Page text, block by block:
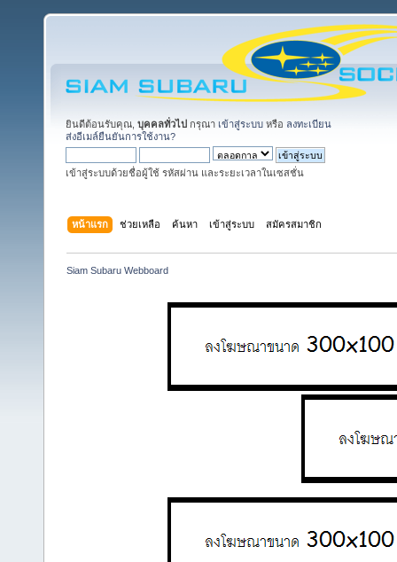
ยินดีต้อนรับคุณ, บุคคลทั่วไป กรุณา เข้าสู่ระบบ หรือ ลงทะเบียน
ส่งอีเมล์ยืนยันการใช้งาน?
เข้าสู่ระบบด้วยชื่อผู้ใช้ รหัสผ่าน และระยะเวลาในเซสชั่น
หน้าแรก ช่วยเหลือ ค้นหา เข้าสู่ระบบ สมัครสมาชิก
Siam Subaru Webboard